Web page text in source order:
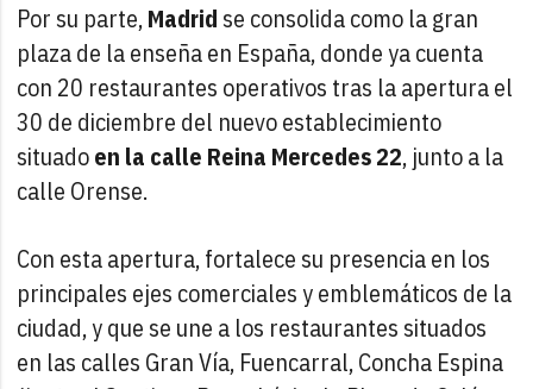
Por su parte,Madrid se consolida como la gran
plaza de la enseña en España, donde ya cuenta
con 20 restaurantes operativos tras la apertura el
30 de diciembre del nuevo establecimiento
situadoen la calle Reina Mercedes 22, junto a la
calle Orense.
Con esta apertura, fortalece su presencia en los
principales ejes comerciales y emblemáticos de la
ciudad, y que se une a los restaurantes situados
en las calles Gran Vía, Fuencarral, Concha Espina